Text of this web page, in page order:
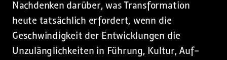
Nachdenken darüber, was Transformation
heute tatsächlich erfordert, wenn die
Geschwindigkeit der Entwicklungen die
Unzulänglichkeiten in Führung, Kultur, Auf-